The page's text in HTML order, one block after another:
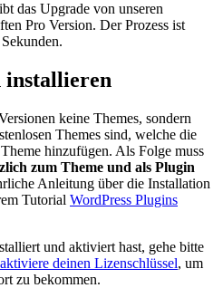
das Upgrade von unseren
Pro Version. Der Prozess ist
installieren
keine Themes, sondern
Themes sind, welche die
hinzufügen. Als Folge muss
zum Theme und als Plugin
Anleitung über die Installation
Tutorial WordPress Plugins
und aktiviert hast, gehe bitte
aktiviere deinen Lizenschlüssel, um
zu bekommen.